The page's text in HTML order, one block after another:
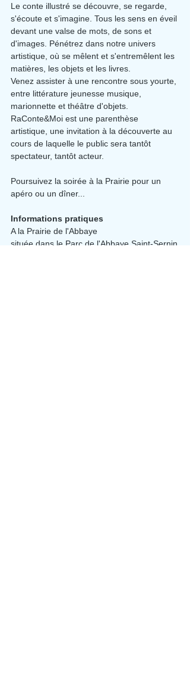
Le conte illustré se découvre, se regarde,
s'écoute et s'imagine. Tous les sens en éveil
devant une valse de mots, de sons et
d'images. Pénétrez dans notre univers
artistique, où se mêlent et s'entremêlent les
matières, les objets et les livres.
Venez assister à une rencontre sous yourte,
entre littérature jeunesse musique,
marionnette et théâtre d'objets.
RaConte&Moi est une parenthèse
artistique, une invitation à la découverte au
cours de laquelle le public sera tantôt
spectateur, tantôt acteur.
Poursuivez la soirée à la Prairie pour un
apéro ou un dîner...
Informations pratiques
A la Prairie de l'Abbaye
située dans le Parc de l'Abbaye Saint-Sernin